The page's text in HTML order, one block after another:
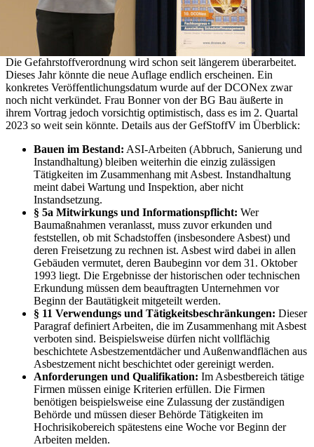
Die Gefahrstoffverordnung wird schon seit längerem überarbeitet.
Dieses Jahr könnte die neue Auflage endlich erscheinen. Ein
konkretes Veröffentlichungsdatum wurde auf der DCONex zwar
noch nicht verkündet. Frau Bonner von der BG Bau äußerte in
ihrem Vortrag jedoch vorsichtig optimistisch, dass es im 2. Quartal
2023 so weit sein könnte. Details aus der GefStoffV im Überblick:
Bauen im Bestand: ASI-Arbeiten (Abbruch, Sanierung und
Instandhaltung) bleiben weiterhin die einzig zulässigen
Tätigkeiten im Zusammenhang mit Asbest. Instandhaltung
meint dabei Wartung und Inspektion, aber nicht
Instandsetzung.
§ 5a Mitwirkungs und Informationspflicht: Wer
Baumaßnahmen veranlasst, muss zuvor erkunden und
feststellen, ob mit Schadstoffen (insbesondere Asbest) und
deren Freisetzung zu rechnen ist. Asbest wird dabei in allen
Gebäuden vermutet, deren Baubeginn vor dem 31. Oktober
1993 liegt. Die Ergebnisse der historischen oder technischen
Erkundung müssen dem beauftragten Unternehmen vor
Beginn der Bautätigkeit mitgeteilt werden.
§ 11 Verwendungs und Tätigkeitsbeschränkungen: Dieser
Paragraf definiert Arbeiten, die im Zusammenhang mit Asbest
verboten sind. Beispielsweise dürfen nicht vollflächig
beschichtete Asbestzementdächer und Außenwandflächen aus
Asbestzement nicht beschichtet oder gereinigt werden.
Anforderungen und Qualifikation: Im Asbestbereich tätige
Firmen müssen einige Kriterien erfüllen. Die Firmen
benötigen beispielsweise eine Zulassung der zuständigen
Behörde und müssen dieser Behörde Tätigkeiten im
Hochrisikobereich spätestens eine Woche vor Beginn der
Arbeiten melden.